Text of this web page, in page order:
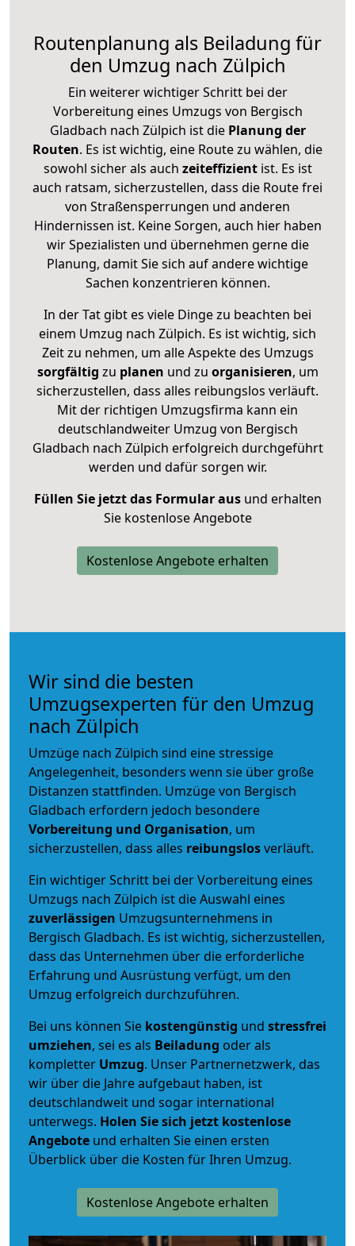
Routenplanung als Beiladung für
den Umzug nach Zülpich
Ein weiterer wichtiger Schritt bei der
Vorbereitung eines Umzugs von Bergisch
Gladbach nach Zülpich ist diePlanung der
Routen. Es ist wichtig, eine Route zu wählen, die
sowohl sicher als auch zeiteffizientist. Es ist
auch ratsam, sicherzustellen, dass die Route frei
von Straßensperrungen und anderen
Hindernissen ist. Keine Sorgen, auch hier haben
wir Spezialisten und übernehmen gerne die
Planung, damit Sie sich auf andere wichtige
Sachen konzentrieren können.
In der Tat gibt es viele Dinge zu beachten bei
einem Umzug nach Zülpich. Es ist wichtig, sich
Zeit zu nehmen, um alle Aspekte des Umzugs
sorgfältig zu planen und zu organisieren, um
sicherzustellen, dass alles reibungslos verläuft.
Mit der richtigen Umzugsfirma kann ein
deutschlandweiter Umzug von Bergisch
Gladbach nach Zülpich erfolgreich durchgeführt
werden und dafür sorgen wir.
Füllen Sie jetzt das Formular ausund erhalten
Sie kostenlose Angebote
Kostenlose Angebote erhalten
Wir sind die besten
Umzugsexperten für den Umzug
nach Zülpich
Umzüge nach Zülpich sind eine stressige
Angelegenheit, besonders wenn sie über große
Distanzen stattfinden. Umzüge von Bergisch
Gladbach erfordern jedoch besondere
Vorbereitung und Organisation, um
sicherzustellen, dass alles reibungslosverläuft.
Ein wichtiger Schritt bei der Vorbereitung eines
Umzugs nach Zülpich ist die Auswahl eines
zuverlässigen Umzugsunternehmens in
Bergisch Gladbach. Es ist wichtig, sicherzustellen,
dass das Unternehmen über die erforderliche
Erfahrung und Ausrüstung verfügt, um den
Umzug erfolgreich durchzuführen.
Bei uns können Sie kostengünstig und stressfrei
umziehen, sei es als Beiladung oder als
kompletter Umzug. Unser Partnernetzwerk, das
wir über die Jahre aufgebaut haben, ist
deutschlandweit und sogar international
unterwegs. Holen Sie sich jetzt kostenlose
Angebote und erhalten Sie einen ersten
Überblick über die Kosten für Ihren Umzug.
Kostenlose Angebote erhalten